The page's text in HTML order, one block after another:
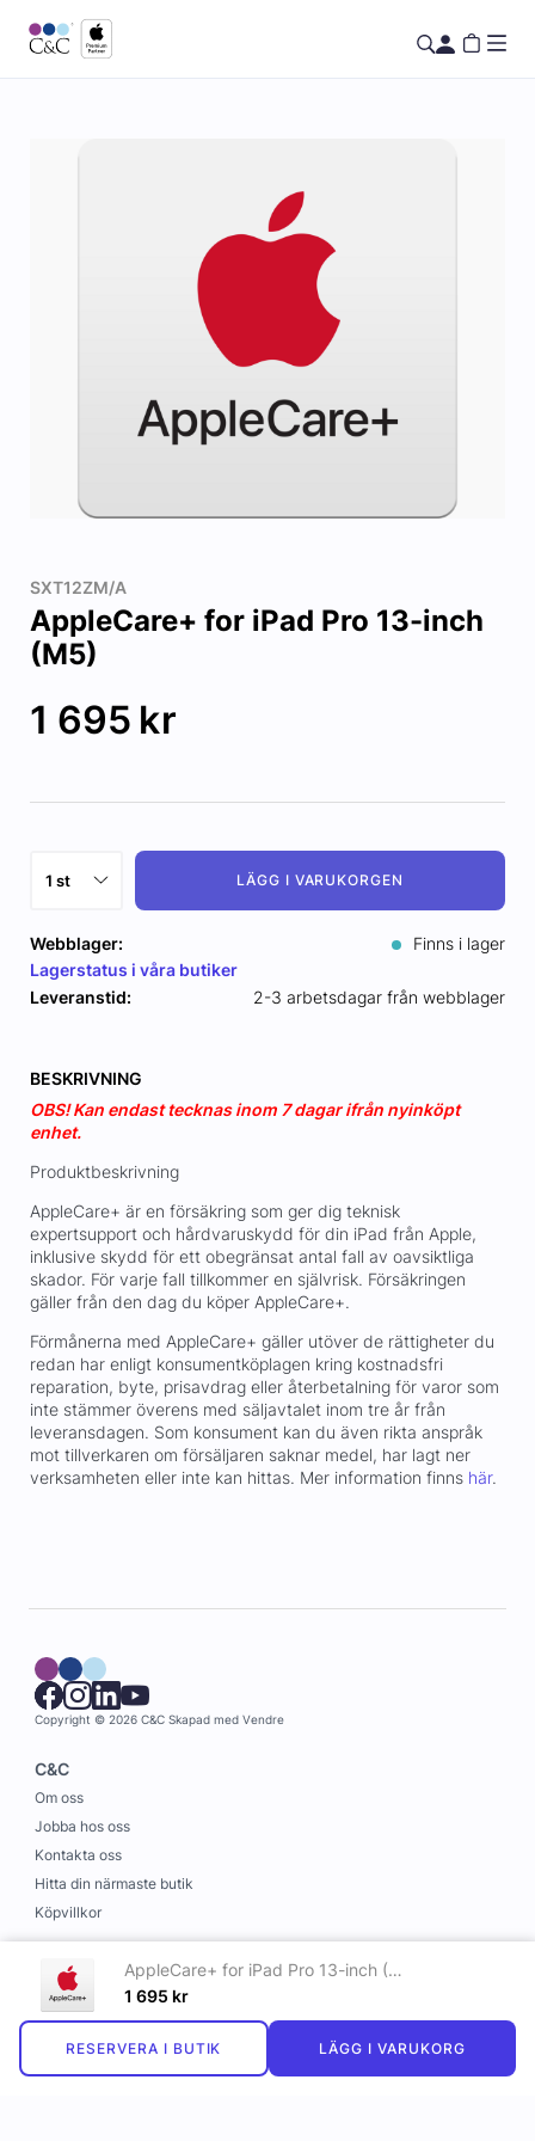
SXT12ZM/A
AppleCare+ for iPad Pro 13-inch
(M5)
1 695 kr
LÄGG I VARUKORGEN
AppleCare+ for iPad Pro 13-inch (M5)
1 695 kr
RESERVERA I BUTIK LÄGG I VARUKORG
Webblager:
Finns i lager
Lagerstatus i våra butiker
Leveranstid:
2-3 arbetsdagar från webblager
BESKRIVNING
OBS! Kan endast tecknas inom 7 dagar ifrån nyinköpt
enhet.
Produktbeskrivning
AppleCare+ är en försäkring som ger dig teknisk
expertsupport och hårdvaruskydd för din iPad från Apple,
inklusive skydd för ett obegränsat antal fall av oavsiktliga
skador. För varje fall tillkommer en självrisk. Försäkringen
gäller från den dag du köper AppleCare+.
Förmånerna med AppleCare+ gäller utöver de rättigheter du
redan har enligt konsumentköplagen kring kostnadsfri
reparation, byte, prisavdrag eller återbetalning för varor som
inte stämmer överens med säljavtalet inom tre år från
leveransdagen. Som konsument kan du även rikta anspråk
mot tillverkaren om försäljaren saknar medel, har lagt ner
verksamheten eller inte kan hittas. Mer information finns här.
Copyright © 2026 C&C Skapad med Vendre
C&C
Om oss
Jobba hos oss
Kontakta oss
Hitta din närmaste butik
Köpvillkor
Information
Leverans och betalning
Cookies
Personuppgiftspolicy